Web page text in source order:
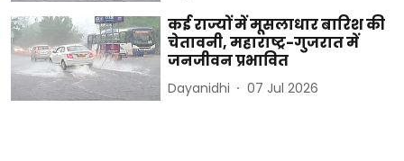
कई राज्यों में मूसलाधार बारिश की
चेतावनी, महाराष्ट्र-गुजरात में
जनजीवन प्रभावित
Dayanidhi 07 Jul 2026